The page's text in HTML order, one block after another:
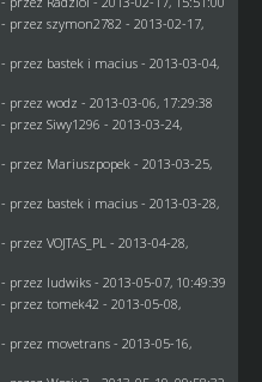
- przez szymon2782 - 2013-02-17,
- przez bastek i macius- 2013-03-04,
- przez wodz - 2013-03-06, 17:29:38
- przez Siwy1296 - 2013-03-24,
- przez Mariuszpopek - 2013-03-25,
- przez bastek i macius- 2013-03-28,
- przez VOJTAS_PL- 2013-04-28,
- przez ludwiks- 2013-05-07, 10:49:39
- przez tomek42 - 2013-05-08,
- przez movetrans- 2013-05-16,